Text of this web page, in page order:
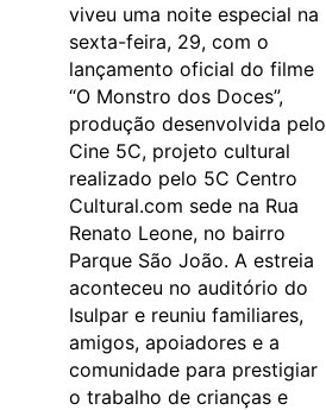
viveu uma noite especial na
sexta-feira, 29, com o
lançamento oficial do filme
“O Monstro dos Doces”,
produção desenvolvida pelo
Cine 5C, projeto cultural
realizado pelo 5C Centro
Cultural.com sede na Rua
Renato Leone, no bairro
Parque São João. A estreia
aconteceu no auditório do
Isulpar e reuniu familiares,
amigos, apoiadores e a
comunidade para prestigiar
o trabalho de crianças e